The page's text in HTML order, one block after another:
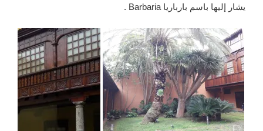
يشار إليها باسم بارباريا Barbaria .